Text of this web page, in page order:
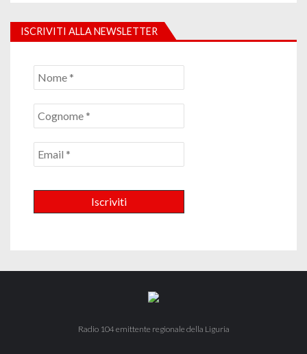
ISCRIVITI ALLA NEWSLETTER
Radio 104 emittente regionale della Liguria